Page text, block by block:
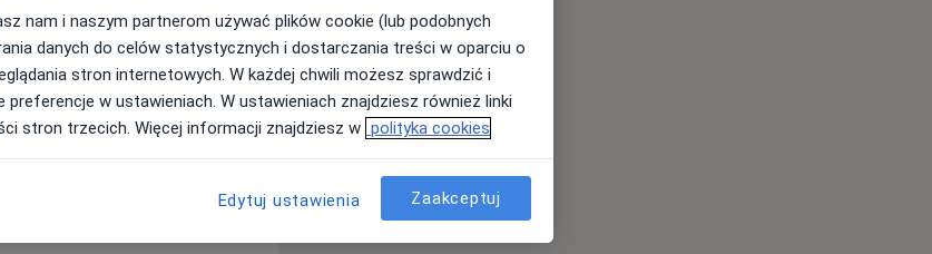
nam i naszym partnerom używać plików cookie (lub podobnych
danych do celów statystycznych i dostarczania treści w oparciu o
stron internetowych. W każdej chwili możesz sprawdzić i
preferencje w ustawieniach. W ustawieniach znajdziesz również linki
stron trzecich. Więcej informacji znajdziesz w polityka cookies
Edytuj ustawienia Zaakceptuj